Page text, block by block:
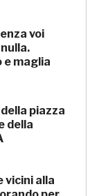
voi
e maglia
piazza
della
vicini alla